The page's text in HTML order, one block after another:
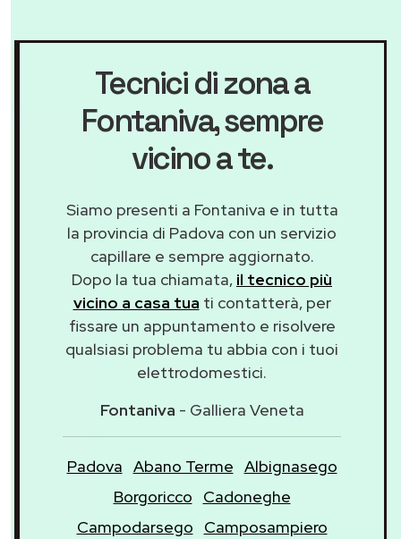
Tecnici di zona a
Fontaniva, sempre
vicino a te.
Siamo presenti a Fontaniva e in tutta
la provincia di Padova con un servizio
capillare e sempre aggiornato.
Dopo la tua chiamata, il tecnico più
vicino a casa tua ti contatterà, per
fissare un appuntamento e risolvere
qualsiasi problema tu abbia con i tuoi
elettrodomestici.
Fontaniva - Galliera Veneta
Padova Abano Terme Albignasego
Borgoricco
Cadoneghe
Campodarsego
Camposampiero